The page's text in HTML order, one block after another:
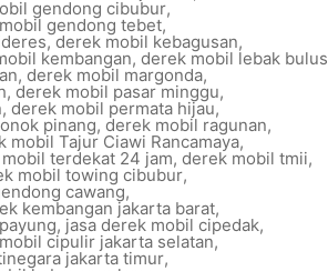
gendong cibubur,
gendong tebet,
,derek mobil kebagusan,
kembangan, derek mobil lebak bulus
, derek mobil margonda,
, derek mobil pasar minggu,
,derek mobil permata hijau,
pinang, derek mobil ragunan,
mobil Tajur Ciawi Rancamaya,
terdekat 24 jam, derek mobil tmii,
mobil towing cibubur,
cawang,
kembangan jakarta barat,
, jasa derek mobil cipedak,
cipulir jakarta selatan,
jakarta timur,